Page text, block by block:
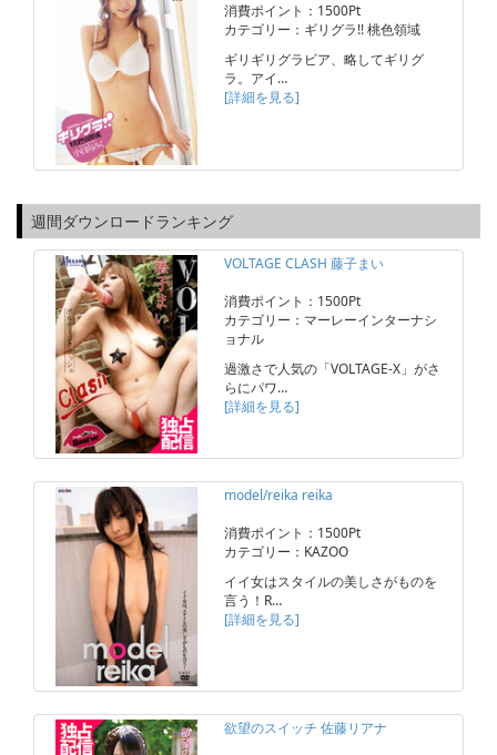
消費ポイント：1500Pt
カテゴリー：ギリグラ!! 桃色領域
ギリギリグラビア、略してギリグ
ラ。アイ…
[詳細を見る]
週間ダウンロードランキング
VOLTAGE CLASH 藤子まい
消費ポイント：1500Pt
カテゴリー：マーレーインターナシ
ョナル
過激さで人気の「VOLTAGE-X」がさ
らにパワ…
[詳細を見る]
model/reika reika
消費ポイント：1500Pt
カテゴリー：KAZOO
イイ女はスタイルの美しさがものを
言う！R…
[詳細を見る]
欲望のスイッチ 佐藤リアナ